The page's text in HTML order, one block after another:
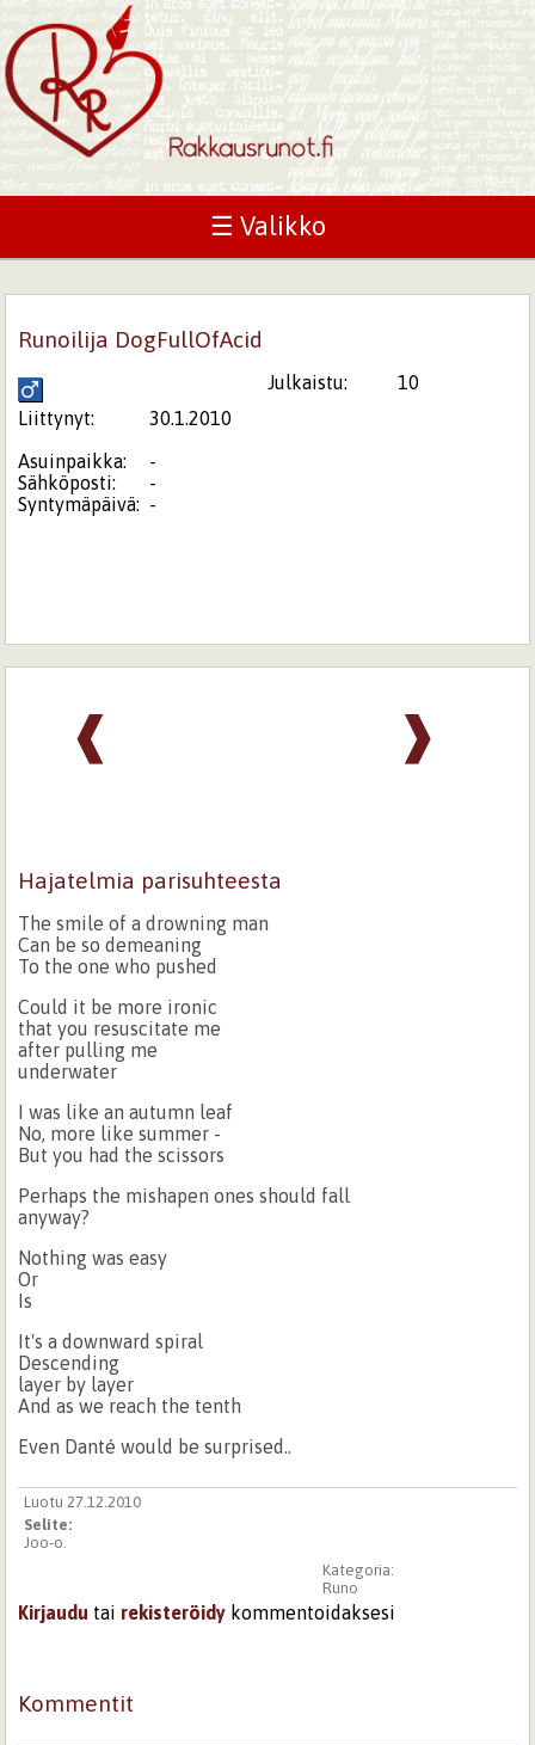
☰ Valikko
Runoilija DogFullOfAcid
Julkaistu:
10
Liittynyt:
30.1.2010
Asuinpaikka:
-
Sähköposti:
-
Syntymäpäivä: -
❱
❰
Hajatelmia parisuhteesta
The smile of a drowning man
Can be so demeaning
To the one who pushed
Could it be more ironic
that you resuscitate me
after pulling me
underwater
I was like an autumn leaf
No, more like summer -
But you had the scissors
Perhaps the mishapen ones should fall
anyway?
Nothing was easy
Or
Is
It's a downward spiral
Descending
layer by layer
And as we reach the tenth
Even Danté would be surprised..
Luotu 27.12.2010
Selite:
Joo-o.
Kategoria:
Runo
Kirjaudu tai rekisteröidy kommentoidaksesi
Kommentit